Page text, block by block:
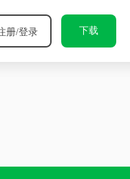
下载
册/登录